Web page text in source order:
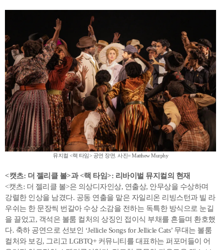
뮤지컬 <랙 타임> 공연 장면. 사진= Matthew Murphy
<캣츠: 더 젤리클 볼>과 <랙 타임>: 리바이벌 뮤지컬의 현재
<캣츠: 더 젤리클 볼>은 의상디자인상, 연출상, 안무상을 수상하며
강렬한 인상을 남겼다. 공동 연출을 맡은 자일리온 리빙스턴과 빌 라
우쉬는 한 문장씩 번갈아 수상 소감을 전하는 독특한 방식으로 눈길
을 끌었고, 객석은 볼룸 컬처의 상징인 접이식 부채를 흔들며 환호했
다. 축하 공연으로 선보인 ‘Jellicle Songs for Jellicle Cats’ 무대는 볼룸
컬처와 보깅, 그리고 LGBTQ+ 커뮤니티를 대표하는 퍼포머들이 어